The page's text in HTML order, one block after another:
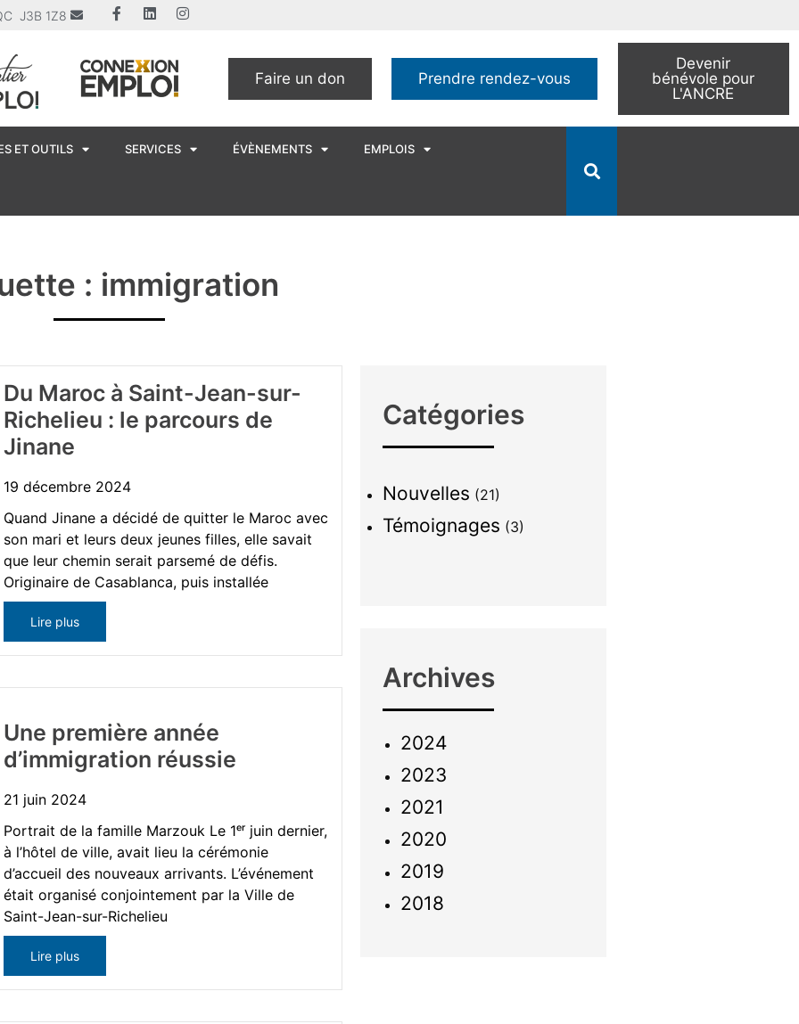
J3B 1Z8
Faire un don Prendre rendez-vous
Devenir
bénévole pour
L'ANCRE
ET OUTILS SERVICES ÉVÈNEMENTS EMPLOIS
: immigration
Du Maroc à Saint-Jean-sur-
Richelieu : le parcours de
Jinane
19 décembre 2024
Quand Jinane a décidé de quitter le Maroc avec
son mari et leurs deux jeunes filles, elle savait
que leur chemin serait parsemé de défis.
Originaire de Casablanca, puis installée
Lire plus
Une première année
d’immigration réussie
21 juin 2024
Portrait de la famille Marzouk Le 1ᵉʳ juin dernier,
à l’hôtel de ville, avait lieu la cérémonie
d’accueil des nouveaux arrivants. L’événement
était organisé conjointement par la Ville de
Saint-Jean-sur-Richelieu
Lire plus
Catégories
Nouvelles (21)
Témoignages (3)
Archives
2024
2023
2021
2020
2019
2018